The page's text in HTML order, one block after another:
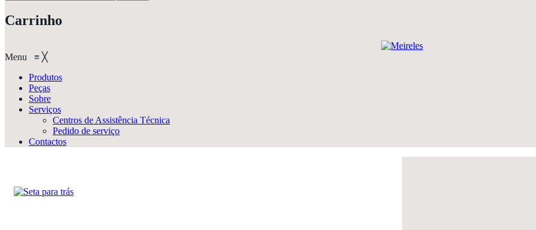
Carrinho
Menu ≡ ╳
Produtos
Peças
Sobre
Serviços
Centros de Assistência Técnica
Pedido de serviço
Contactos